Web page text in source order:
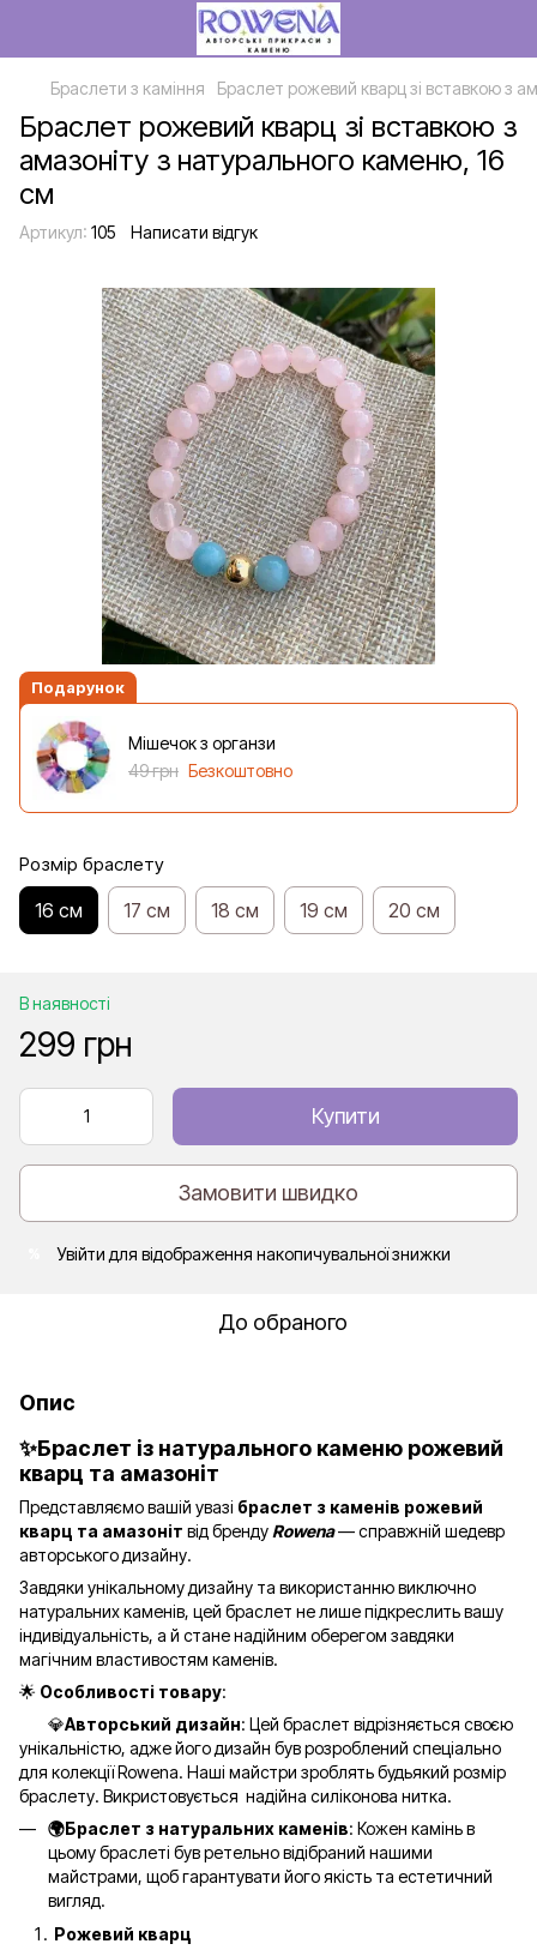
Браслети з каміння Браслет рожевий кварц зі вставкою з
Браслет рожевий кварц зі вставкою з
амазоніту з натурального каменю, 16
см
Артикул: 105 Написати відгук
Подарунок
Мішечок з органзи
49 грн Безкоштовно
Розмір браслету
16 см 17 см 18 см 19 см 20 см
В наявності
299 грн
Купити
Замовити швидко
Увійти для відображення накопичувальної знижки
До обраного
Опис
✨Браслет із натурального каменю рожевий
кварц та амазоніт
Представляємо вашій увазі браслет з каменів рожевий
кварц та амазоніт від бренду Rowena— справжній шедевр
авторського дизайну.
Завдяки унікальному дизайну та використанню виключно
натуральних каменів, цей браслет не лише підкреслить вашу
індивідуальність, а й стане надійним оберегом завдяки
магічним властивостям каменів.
🌟 Особливості товару:
💎Авторський дизайн: Цей браслет відрізняється своєю
унікальністю, адже його дизайн був розроблений спеціально
для колекції Rowena. Наші майстри зроблять будьякий розмір
браслету. Викристовується надійна силіконова нитка.
🌍Браслет з натуральних каменів: Кожен камінь в
цьому браслеті був ретельно відібраний нашими
майстрами, щоб гарантувати його якість та естетичний
вигляд.
Рожевий кварц